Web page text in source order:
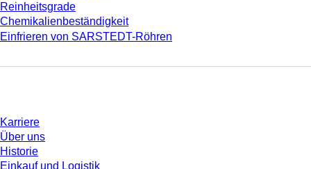
Reinheitsgrade
Chemikalienbeständigkeit
Einfrieren von SARSTEDT-Röhren
Karriere
Über uns
Historie
Einkauf und Logistik